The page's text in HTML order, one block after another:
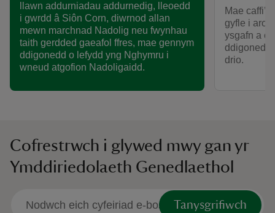
llawn addurniadau addurnedig, lleoedd
i gwrdd â Siôn Corn, diwrnod allan
mewn marchnad Nadolig neu fwynhau
taith gerdded gaeafol ffres, mae gennym
ddigonedd o lefydd yng Nghymru i
wneud atgofion Nadoligaidd.
Mae
gyfle i aros
ysgafn a
ddigonedd
drio.
Cofrestrwch i glywed mwy gan yr
Ymddiriedolaeth Genedlaethol
Tanysgrifiwch